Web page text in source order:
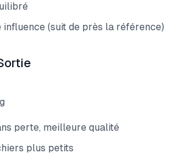
(suit de près la référence)
perte, meilleure qualité
plus petits